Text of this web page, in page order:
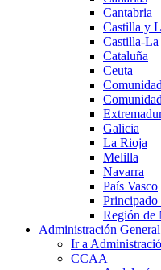
Cantabria
Castilla y
Castilla-La
Cataluña
Ceuta
Galicia
La Rioja
Melilla
Navarra
País Vasco
Principado
Región de
Administración
Ir a
CCAA